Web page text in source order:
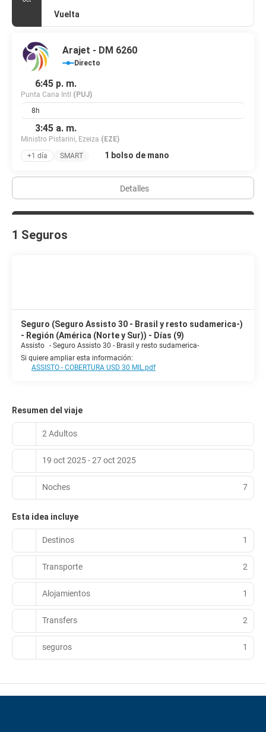
Vuelta
Arajet - DM 6260
Directo
6:45 p. m.
Punta Cana Intl (PUJ)
8h
3:45 a. m.
Ministro Pistarini, Ezeiza (EZE)
+1 día
SMART 1 bolso de mano
Detalles
1 Seguros
Seguro (Seguro Assisto 30 - Brasil y resto sudamerica-)
- Región (América (Norte y Sur)) - Días (9)
Assisto - Seguro Assisto 30 - Brasil y resto sudamerica-
Si quiere ampliar esta información:
ASSISTO - COBERTURA USD 30 MIL.pdf
Resumen del viaje
2 Adultos
19 oct 2025 - 27 oct 2025
Noches 7
Esta idea incluye
Destinos 1
Transporte 2
Alojamientos 1
Transfers 2
seguros 1